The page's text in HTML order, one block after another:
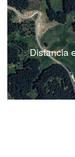
Distancia